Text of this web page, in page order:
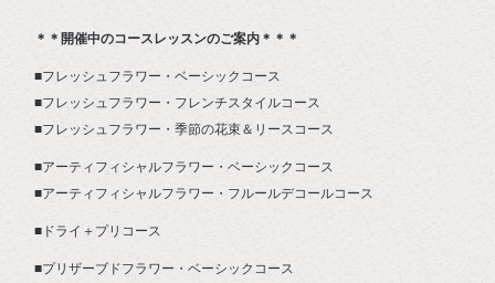
＊＊開催中のコースレッスンのご案内＊＊＊
■フレッシュフラワー・ベーシックコース
■フレッシュフラワー・フレンチスタイルコース
■フレッシュフラワー・季節の花束＆リースコース
■アーティフィシャルフラワー・ベーシックコース
■アーティフィシャルフラワー・フルールデコールコース
■ドライ＋プリコース
■プリザーブドフラワー・ベーシックコース